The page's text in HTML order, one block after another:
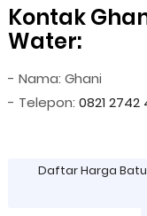
Kontak
Water:
- Nama: Ghani
- Telepon: 0821 2742
Daftar Harga